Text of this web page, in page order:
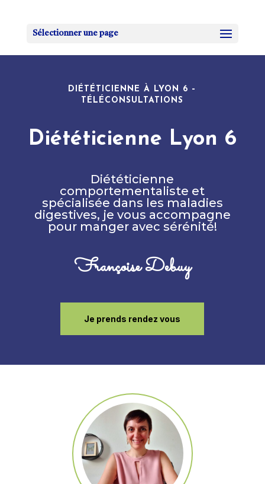
Sélectionner une page
DIÉTÉTICIENNE À LYON 6 –
TÉLÉCONSULTATIONS
Diététicienne Lyon 6
Diététicienne
comportementaliste et
spécialisée dans les maladies
digestives, je vous accompagne
pour manger avec sérénité!
Françoise Debuy
Je prends rendez vous